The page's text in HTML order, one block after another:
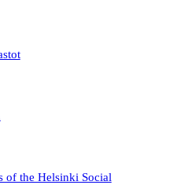
of the Helsinki Social